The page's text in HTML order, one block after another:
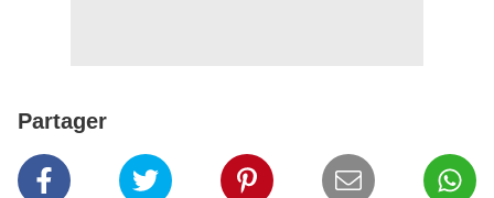
Partager